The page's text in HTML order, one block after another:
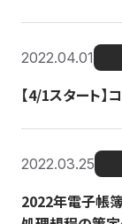
2022.04.01
【4/1スタート
2022.03.25
2022年電子帳